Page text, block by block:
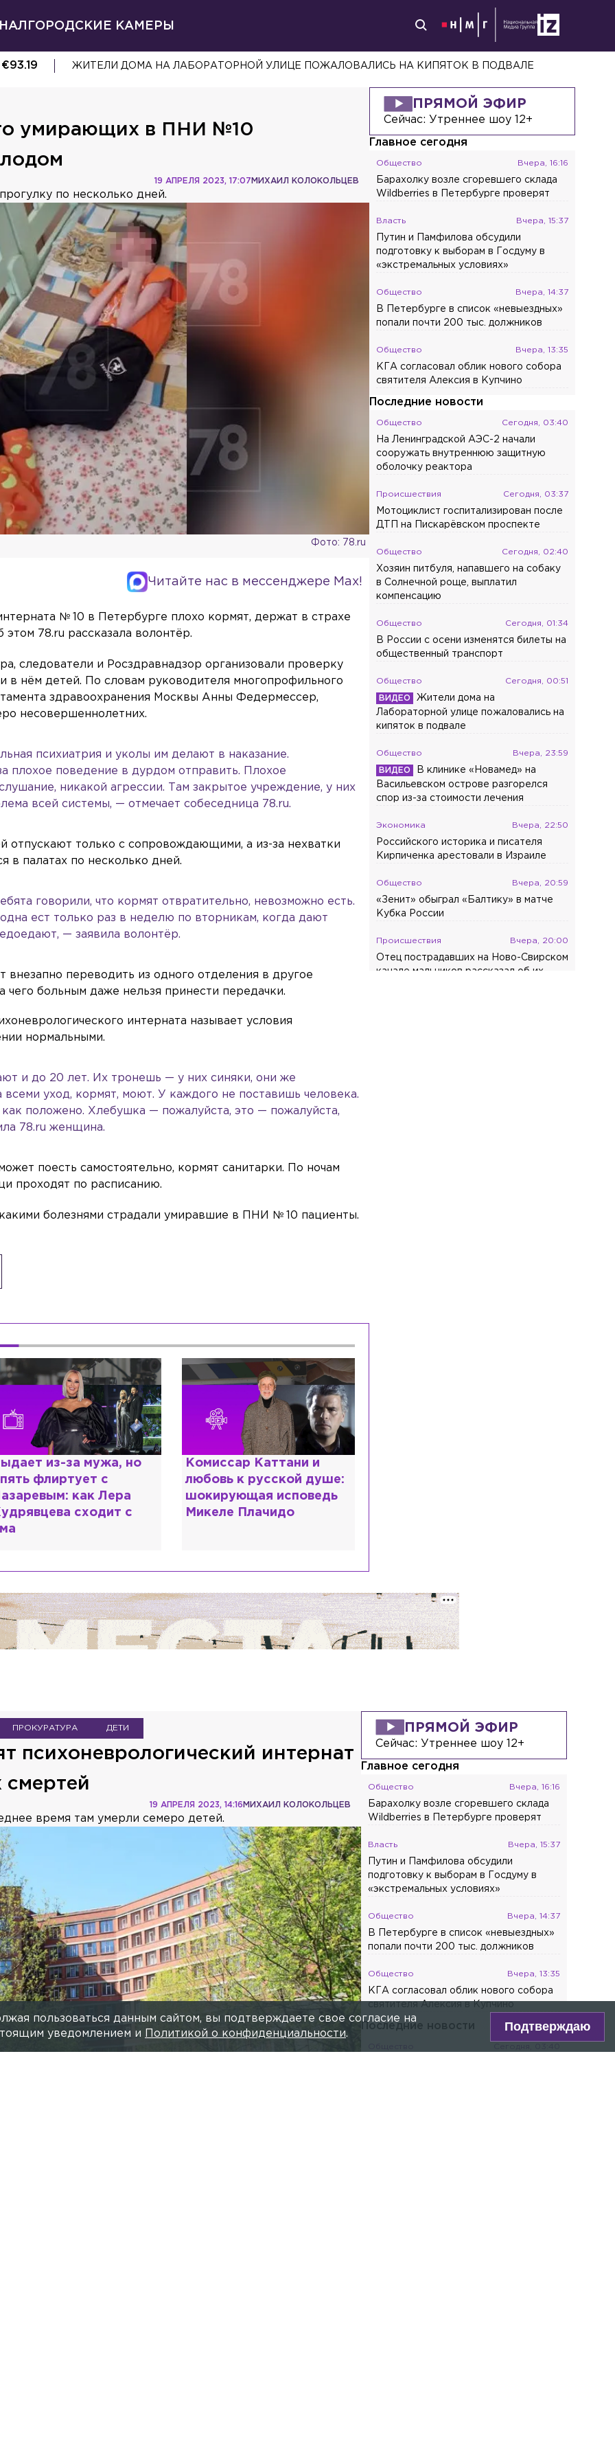
ГОРОДСКИЕ КАМЕРЫ
€93.19 МОТОЦИКЛИСТ ПОСТРАДАЛ В ДТП НА ПИСКАРЕВСКОМ ПРОСПЕКТЕ
умирающих в ПНИ №10
МИХАИЛ КОЛОКОЛЬЦЕВ
19 АПРЕЛЯ 2023, 17:07
по несколько дней.
Фото: 78.ru
Читайте нас в мессенджере Max!
№ 10 в Петербурге плохо кормят, держат в страхе
78.ru рассказала волонтёр.
следователи и Росздравнадзор организовали проверку
в нём детей. По словам руководителя многопрофильного
здравоохранения Москвы Анны Федермессер,
несовершеннолетних.
психиатрия и уколы им делают в наказание.
плохое поведение в дурдом отправить. Плохое
никакой агрессии. Там закрытое учреждение, у них
всей системы, — отмечает собеседница 78.ru.
отпускают только с сопровождающими, а из-за нехватки
в палатах по несколько дней.
говорили, что кормят отвратительно, невозможно есть.
ест только раз в неделю по вторникам, когда дают
— заявила волонтёр.
внезапно переводить из одного отделения в другое
чего больным даже нельзя принести передачки.
интерната называет условия
нормальными.
и до 20 лет. Их тронешь — у них синяки, они же
всеми уход, кормят, моют. У каждого не поставишь человека.
как положено. Хлебушка — пожалуйста, это — пожалуйста,
78.ru женщина.
поесть самостоятельно, кормят санитарки. По ночам
проходят по расписанию.
болезнями страдали умиравшие в ПНИ № 10 пациенты.
Каттани и
к русской душе:
исповедь
Плачидо
Специалист с напрасным
дипломом: почему мир
разочаровался в высшем
образовании?
ПРЯМОЙ ЭФИР
Сейчас: Утреннее шоу 12+
Главное сегодня
Общество Вчера, 16:16
Барахолку возле сгоревшего склада
Wildberries в Петербурге проверят
Власть Вчера, 15:37
Путин и Памфилова обсудили
подготовку к выборам в Госдуму в
«экстремальных условиях»
Общество Вчера, 14:37
В Петербурге в список «невыездных»
попали почти 200 тыс. должников
Общество Вчера, 13:35
КГА согласовал облик нового собора
святителя Алексия в Купчино
Последние новости
Общество Сегодня, 03:40
На Ленинградской АЭС-2 начали
сооружать внутреннюю защитную
оболочку реактора
Происшествия Сегодня, 03:37
Мотоциклист госпитализирован после
ДТП на Пискарёвском проспекте
Общество Сегодня, 02:40
Хозяин питбуля, напавшего на собаку
в Солнечной роще, выплатил
компенсацию
Общество Сегодня, 01:34
В России с осени изменятся билеты на
общественный транспорт
Общество Сегодня, 00:51
Жители дома на
Лабораторной улице пожаловались на
кипяток в подвале
Общество Вчера, 23:59
В клинике «Новамед» на
Васильевском острове разгорелся
спор из-за стоимости лечения
Экономика Вчера, 22:50
Российского историка и писателя
Кирпиченка арестовали в Израиле
Общество Вчера, 20:59
«Зенит» обыграл «Балтику» в матче
Кубка России
Происшествия Вчера, 20:00
Отец пострадавших на Ново-Свирском
канале мальчиков рассказал об их
ПРОКУРАТУРА ДЕТИ
психоневрологический интернат
смертей
МИХАИЛ КОЛОКОЛЬЦЕВ
19 АПРЕЛЯ 2023, 14:16
время там умерли семеро детей.
ПРЯМОЙ ЭФИР
Сейчас: Утреннее шоу 12+
Главное сегодня
Общество Вчера, 16:16
Барахолку возле сгоревшего склада
Wildberries в Петербурге проверят
Власть Вчера, 15:37
Путин и Памфилова обсудили
подготовку к выборам в Госдуму в
«экстремальных условиях»
Общество Вчера, 14:37
В Петербурге в список «невыездных»
попали почти 200 тыс. должников
Общество Вчера, 13:35
КГА согласовал облик нового собора
святителя Алексия в Купчино
Последние новости
пользоваться данным сайтом, вы подтверждаете свое согласие на
уведомлением и
Политикой о конфиденциальности.
Подтверждаю